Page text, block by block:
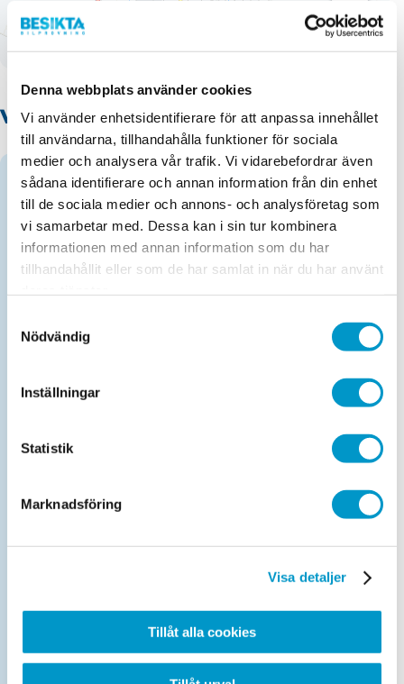
Denna webbplats använder cookies
Vi använder enhetsidentifierare för att anpassa innehållet
till användarna, tillhandahålla funktioner för sociala
medier och analysera vår trafik. Vi vidarebefordrar även
sådana identifierare och annan information från din enhet
till de sociala medier och annons- och analysföretag som
vi samarbetar med. Dessa kan i sin tur kombinera
informationen med annan information som du har
tillhandahållit eller som de har samlat in när du har använt
Nödvändig
Inställningar
Statistik
Marknadsföring
Visa detaljer
Tillåt alla cookies
1 km
Våra tjänster
Kontrollbesiktning personbil
Maxvikt 2 690 kg
Kontrollbesiktning MC
Läs mer om vårt Köp- & Säljtest
Kontrollbesiktning lätt lastbil
Obokad efterkontroll personbil
Maxvikt 2 690 kg.